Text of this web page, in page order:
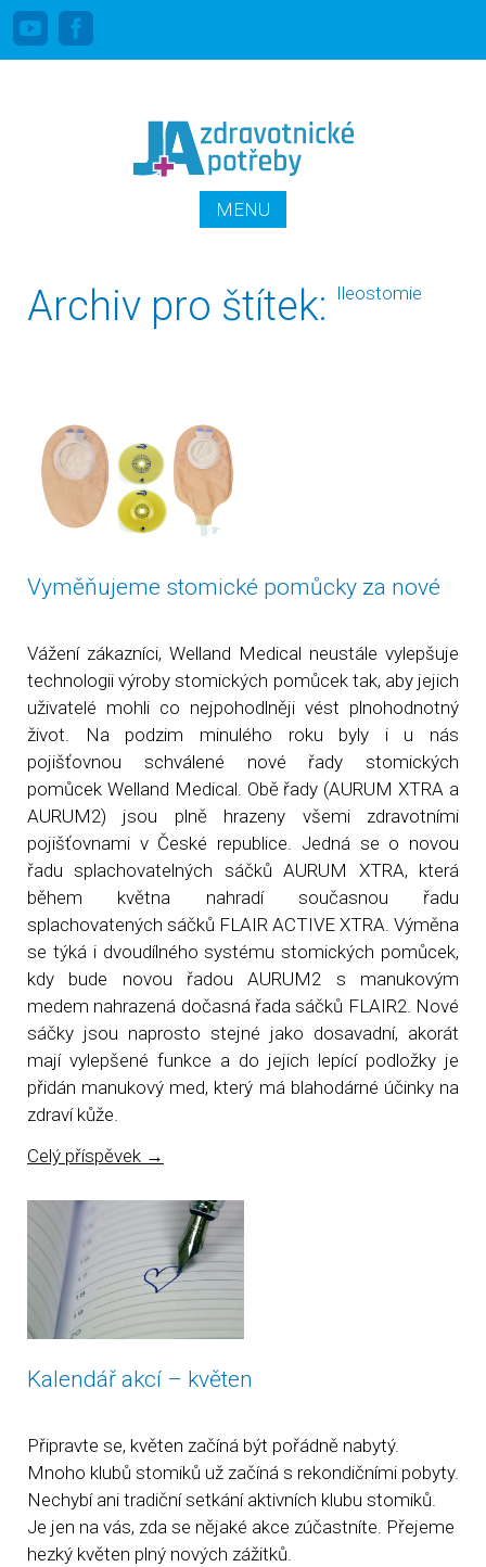
MENU
Archiv pro štítek: Ileostomie
Vyměňujeme stomické pomůcky za nové
Vážení zákazníci, Welland Medical neustále vylepšuje
technologii výroby stomických pomůcek tak, aby jejich
uživatelé mohli co nejpohodlněji vést plnohodnotný
život. Na podzim minulého roku byly i u nás
pojišťovnou schválené nové řady stomických
pomůcek Welland Medical. Obě řady (AURUM XTRA a
AURUM2) jsou plně hrazeny všemi zdravotními
pojišťovnami v České republice. Jedná se o novou
řadu splachovatelných sáčků AURUM XTRA, která
během května nahradí současnou řadu
splachovatených sáčků FLAIR ACTIVE XTRA. Výměna
se týká i dvoudílného systému stomických pomůcek,
kdy bude novou řadou AURUM2 s manukovým
medem nahrazená dočasná řada sáčků FLAIR2. Nové
sáčky jsou naprosto stejné jako dosavadní, akorát
mají vylepšené funkce a do jejich lepící podložky je
přidán manukový med, který má blahodárné účinky na
zdraví kůže.
Celý příspěvek →
Kalendář akcí – květen
Připravte se, květen začíná být pořádně nabytý.
Mnoho klubů stomiků už začíná s rekondičními pobyty.
Nechybí ani tradiční setkání aktivních klubu stomiků.
Je jen na vás, zda se nějaké akce zúčastníte. Přejeme
hezký květen plný nových zážitků.